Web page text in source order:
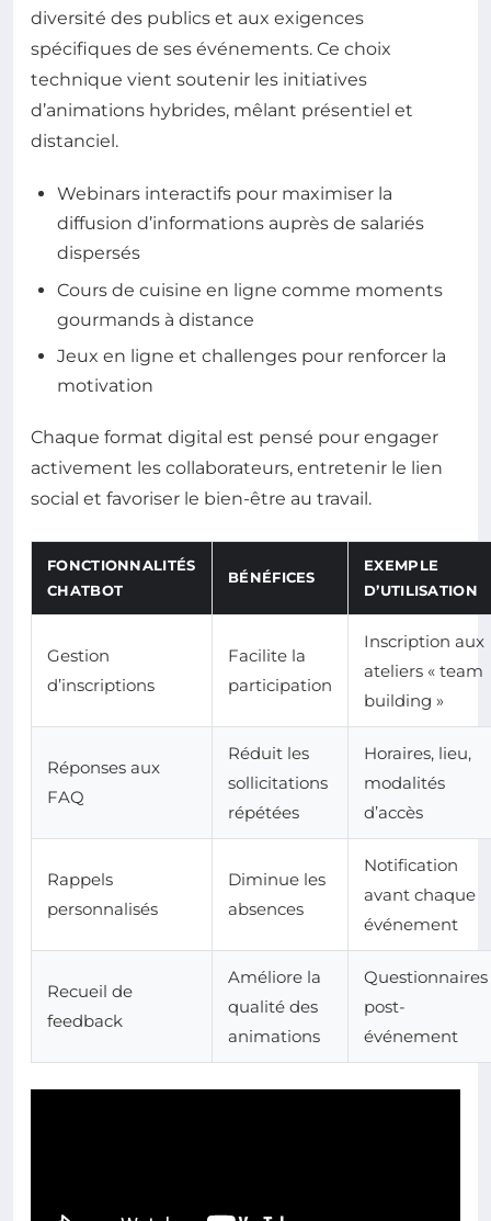
diversité des publics et aux exigences
spécifiques de ses événements. Ce choix
technique vient soutenir les initiatives
d’animations hybrides, mêlant présentiel et
distanciel.
Webinars interactifs pour maximiser la
diffusion d’informations auprès de salariés
dispersés
Cours de cuisine en ligne comme moments
gourmands à distance
Jeux en ligne et challenges pour renforcer la
motivation
Chaque format digital est pensé pour engager
activement les collaborateurs, entretenir le lien
social et favoriser le bien-être au travail.
FONCTIONNALITÉS
CHATBOT
BÉNÉFICES
EXEMPLE
D’UTILISATION
Gestion
d’inscriptions
Facilite la
participation
Inscription aux
ateliers « team
building »
Réponses aux
FAQ
Réduit les
sollicitations
répétées
Horaires, lieu,
modalités
d’accès
Rappels
personnalisés
Diminue les
absences
Notification
avant chaque
événement
Recueil de
feedback
Améliore la
qualité des
animations
Questionnaires
post-
événement